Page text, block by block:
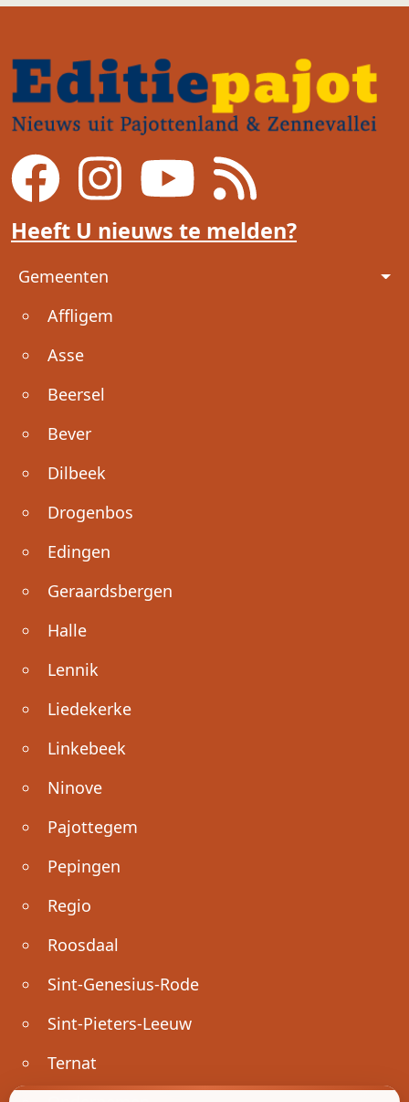
Heeft U nieuws te melden?
Voet
Gemeenten
Affligem
Asse
Beersel
Bever
Dilbeek
Drogenbos
Edingen
Geraardsbergen
Halle
Lennik
Liedekerke
Linkebeek
Ninove
Pajottegem
Pepingen
Regio
Roosdaal
Sint-Genesius-Rode
Sint-Pieters-Leeuw
Ternat